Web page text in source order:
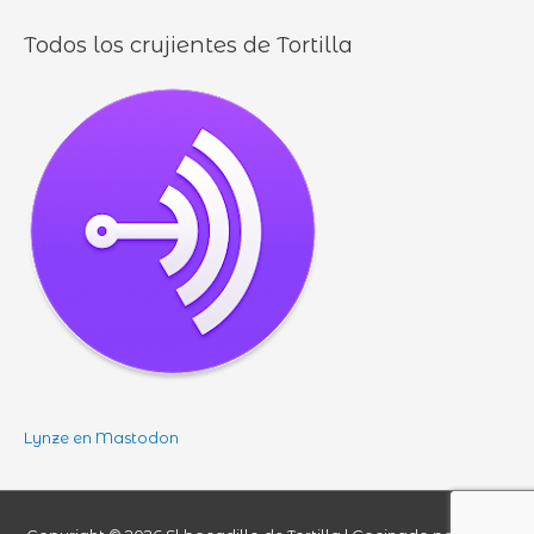
Todos los crujientes de Tortilla
Lynze en Mastodon